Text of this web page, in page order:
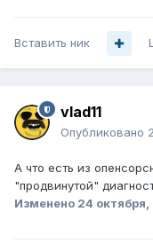
Вставить ник
vlad11
Опубликовано
А что есть из
"продвинутой"
Изменено 24 октября,